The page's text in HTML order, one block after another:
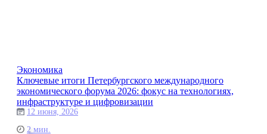
Экономика
Ключевые итоги Петербургского международного
экономического форума 2026: фокус на технологиях,
инфраструктуре и цифровизации
12 июня, 2026
2 мин.